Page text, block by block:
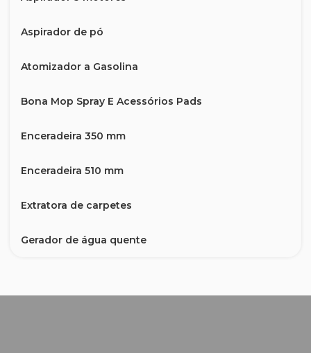
Aspirador de pó
Atomizador a Gasolina
Bona Mop Spray E Acessórios Pads
Enceradeira 350 mm
Enceradeira 510 mm
Extratora de carpetes
Gerador de água quente